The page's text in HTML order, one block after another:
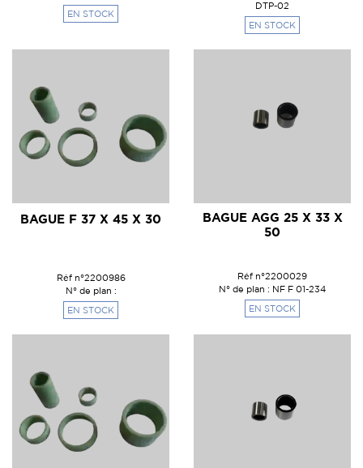
EN STOCK
DTP-02
EN STOCK
BAGUE F 37 X 45 X 30
Réf n°2200986
N° de plan :
EN STOCK
BAGUE AGG 25 X 33 X
50
Réf n°2200029
N° de plan : NF F 01-234
EN STOCK